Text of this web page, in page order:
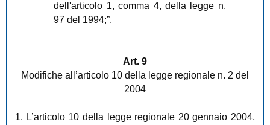
dell'articolo 1, comma 4, della legge n.
97 del 1994;”.
Art. 9
Modifiche all’articolo 10 della legge regionale n. 2 del
2004
1. L’articolo 10 della legge regionale 20 gennaio 2004,